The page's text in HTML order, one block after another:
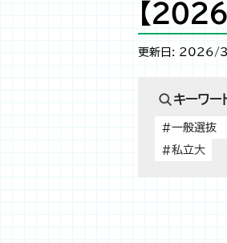
【
更新日: 2026/
キーワー
#一般選抜
#私立大